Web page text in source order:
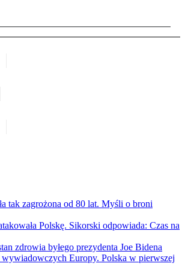
tak zagrożona od 80 lat. Myśli o broni
Polskę. Sikorski odpowiada: Czas na
zdrowia byłego prezydenta Joe Bidena
wywiadowczych Europy. Polska w pierwszej